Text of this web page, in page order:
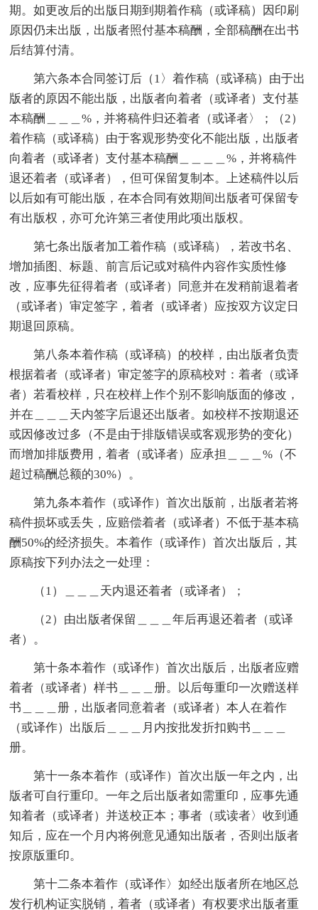
期。如更改后的出版日期到期着作稿（或译稿）因印刷
原因仍未出版，出版者照付基本稿酬，全部稿酬在出书
后结算付清。
第六条本合同签订后（1〉着作稿（或译稿）由于出
版者的原因不能出版，出版者向着者（或译者）支付基
本稿酬＿＿＿%，并将稿件归还着者（或译者〉；（2）
着作稿（或译稿）由于客观形势变化不能出版，出版者
向着者（或译者）支付基本稿酬＿＿＿＿%，并将稿件
退还着者（或译者），但可保留复制本。上述稿件以后
以后如有可能出版，在本合同有效期间出版者可保留专
有出版权，亦可允许第三者使用此项出版权。
第七条出版者加工着作稿（或译稿），若改书名、
增加插图、标题、前言后记或对稿件内容作实质性修
改，应事先征得着者（或译者）同意并在发稍前退着者
（或译者）审定签字，着者（或译者）应按双方议定日
期退回原稿。
第八条本着作稿（或译稿）的校样，由出版者负责
根据着者（或译者）审定签字的原稿校对：着者（或译
者）若看校样，只在校样上作个别不影响版面的修改，
并在＿＿＿天内签字后退还出版者。如校样不按期退还
或因修改过多（不是由于排版错误或客观形势的变化）
而增加排版费用，着者（或译者）应承担＿＿＿%（不
超过稿酬总额的30%）。
第九条本着作（或译作）首次出版前，出版者若将
稿件损坏或丢失，应赔偿着者（或译者）不低于基本稿
酬50%的经济损失。本着作（或译作）首次出版后，其
原稿按下列办法之一处理：
（1）＿＿＿天内退还着者（或译者）；
（2）由出版者保留＿＿＿年后再退还着者（或译
者）。
第十条本着作（或译作）首次出版后，出版者应赠
着者（或译者）样书＿＿＿册。以后每重印一次赠送样
书＿＿＿册，出版者同意着者（或译者）本人在着作
（或译作）出版后＿＿＿月内按批发折扣购书＿＿＿
册。
第十一条本着作（或译作）首次出版一年之内，出
版者可自行重印。一年之后出版者如需重印，应事先通
知着者（或译者）并送校正本；事者（或读者〉收到通
知后，应在一个月内将例意见通知出版者，否则出版者
按原版重印。
第十二条本着作（或译作〉如经出版者所在地区总
发行机构证实脱销，着者（或译者）有权要求出版者重